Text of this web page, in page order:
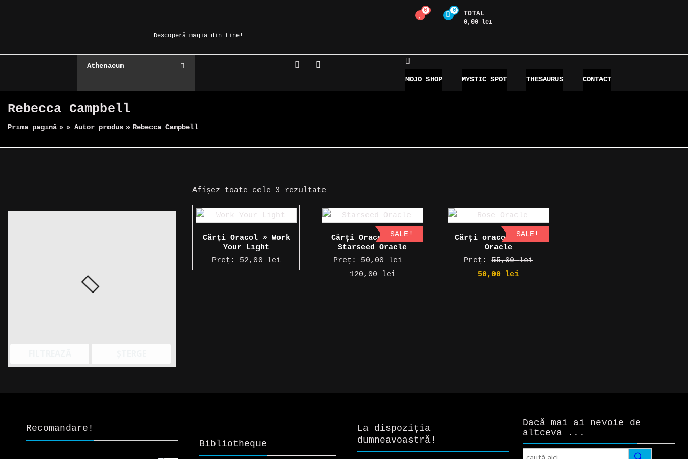
Descoperă magia din tine!
0 0 TOTAL
0,00 lei
Athenaeum
MOJO SHOP
MYSTIC SPOT THESAURUS CONTACT
Rebecca Campbell
Prima pagină » » Autor produs » Rebecca Campbell
Afișez toate cele 3 rezultate
după
cele
recente
Cărți Oracol » Work
Your Light
Preț: 52,00 lei
SALE!
Cărți Oracol » The
Starseed Oracle
Preț: 50,00 lei –
120,00
leiInterval
SALE!
Cărți oracol » Rose
Oracle
Preț:55,00lei
Prețul
50,00 lei
Recomandare!
Bibliotheque
La dispoziția
dumneavoastră!
Dacă mai ai nevoie de
altceva ...